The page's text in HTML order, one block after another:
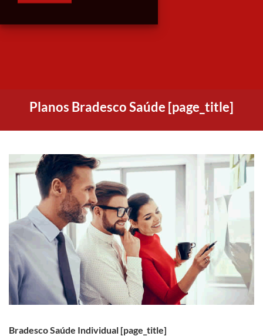
Planos Bradesco Saúde [page_title]
Bradesco Saúde Individual [page_title]